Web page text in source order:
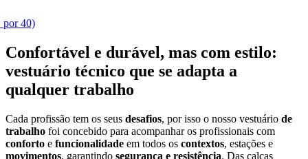
por 40)
Confortável e durável, mas com estilo:
vestuário técnico que se adapta a
qualquer trabalho
Cada profissão tem os seus desafios, por isso o nosso vestuário de
trabalho foi concebido para acompanhar os profissionais com
conforto e funcionalidade em todos os contextos, estações e
movimentos, garantindo segurança e resistência. Das calças